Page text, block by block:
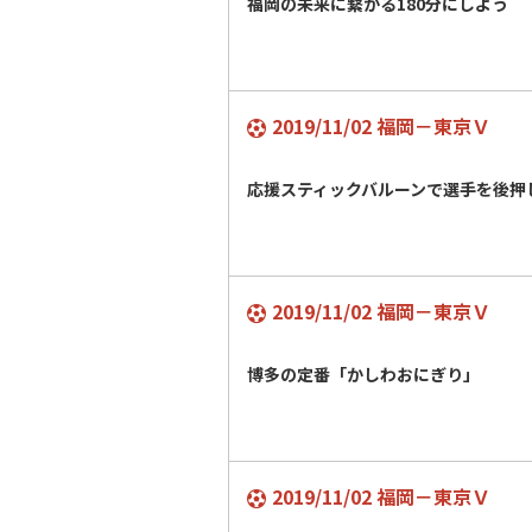
2019/11/02 福岡－東京Ｖ
応援スティックバルーンで選手を後
2019/11/02 福岡－東京Ｖ
博多の定番「かしわおにぎり」
2019/11/02 福岡－東京Ｖ